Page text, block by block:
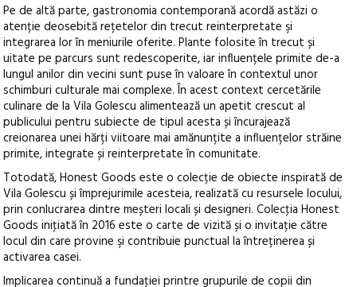
Pe de altă parte, gastronomia contemporană acordă astăzi o
atenție deosebită rețetelor din trecut reinterpretate şi
integrarea lor în meniurile oferite. Plante folosite în trecut și
uitate pe parcurs sunt redescoperite, iar influențele primite de-a
lungul anilor din vecini sunt puse în valoare în contextul unor
schimburi culturale mai complexe. În acest context cercetările
culinare de la Vila Golescu alimentează un apetit crescut al
publicului pentru subiecte de tipul acesta și încurajează
creionarea unei hărți viitoare mai amănunțite a influențelor străine
primite, integrate și reinterpretate în comunitate.
Totodată, Honest Goods este o colecție de obiecte inspirată de
Vila Golescu și împrejurimile acesteia, realizată cu resursele locului,
prin conlucrarea dintre meșteri locali și designeri. Colecţia Honest
Goods iniţiată în 2016 este o carte de vizită și o invitație către
locul din care provine şi contribuie punctual la întreținerea și
activarea casei.
Implicarea continuă a fundaţiei printre grupurile de copii din